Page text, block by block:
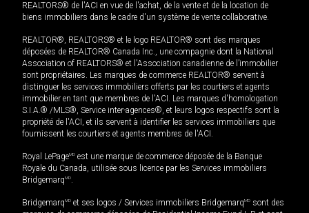
REALTORS® de l'ACI en vue de l'achat, de la vente et de la location de
biens immobiliers dans le cadre d'un système de vente collaborative.
REALTOR®, REALTORS® et le logo REALTOR® sont des marques
déposées de REALTOR® Canada Inc., une compagnie dont la National
Association of REALTORS® et l'Association canadienne de l’immobilier
sont propriétaires. Les marques de commerce REALTOR® servent à
distinguer les services immobiliers offerts par les courtiers et agents
immobilier en tant que membres de l'ACI. Les marques d'homologation
S.I.A.® /MLS®, Service inter-agences®, et leurs logos respectifs sont la
propriété de l'ACI, et ils servent à identifier les services immobiliers que
fournissent les courtiers et agents membres de l'ACI.
Royal LePageMD est une marque de commerce déposée de la Banque
Royale du Canada, utilisée sous licence par les Services immobiliers
BridgemarqMD.
BridgemarqMD et ses logos / Services immobiliers BridgemarqMD sont des